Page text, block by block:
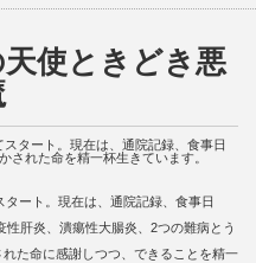
使ときどき悪
タート。現在は、通院記録、食事日
された命を精一杯生きています。
ート。現在は、通院記録、食事日
肝炎、潰瘍性大腸炎、2つの難病とう
た命に感謝しつつ、できることを精一